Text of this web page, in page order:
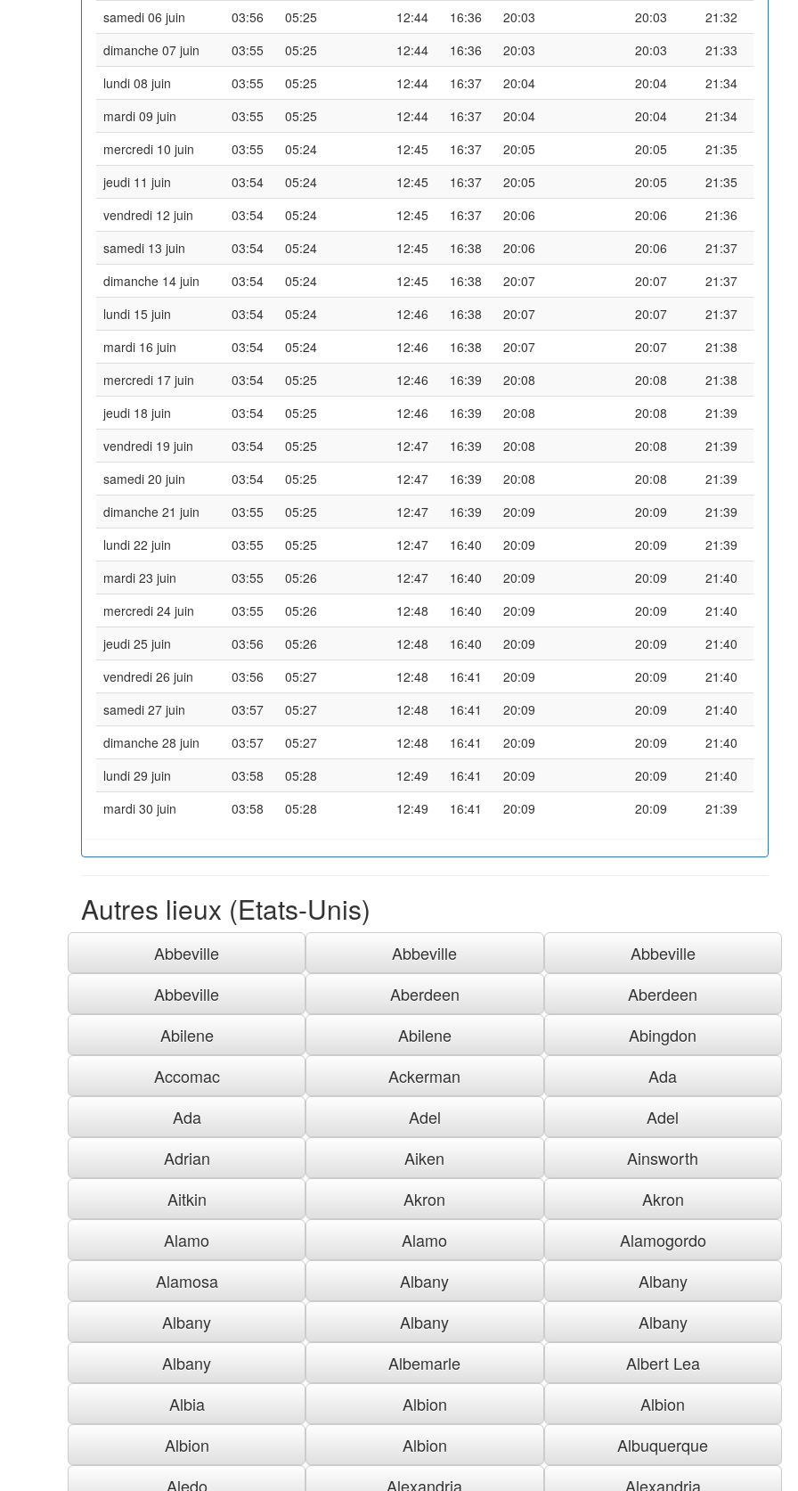
samedi 06 juin
03:56 05:25 12:44 16:36 20:03 20:03
21:32
dimanche 07 juin
03:55 05:25 12:44 16:36 20:03 20:03
21:33
lundi 08 juin
03:55 05:25 12:44 16:37 20:04 20:04
21:34
mardi 09 juin
03:55 05:25 12:44 16:37 20:04 20:04
21:34
mercredi 10 juin
03:55 05:24 12:45 16:37 20:05 20:05
21:35
jeudi 11 juin
03:54 05:24 12:45 16:37 20:05 20:05
21:35
vendredi 12 juin
03:54 05:24 12:45 16:37 20:06 20:06
21:36
samedi 13 juin
03:54 05:24 12:45 16:38 20:06 20:06
21:37
dimanche 14 juin
03:54 05:24 12:45 16:38 20:07 20:07
21:37
lundi 15 juin
03:54 05:24 12:46 16:38 20:07 20:07
21:37
mardi 16 juin
03:54 05:24 12:46 16:38 20:07 20:07
21:38
mercredi 17 juin
03:54 05:25 12:46 16:39 20:08 20:08
21:38
jeudi 18 juin
03:54 05:25 12:46 16:39 20:08 20:08
21:39
vendredi 19 juin
03:54 05:25 12:47 16:39 20:08 20:08
21:39
samedi 20 juin
03:54 05:25 12:47 16:39 20:08 20:08
21:39
dimanche 21 juin
03:55 05:25 12:47 16:39 20:09 20:09
21:39
lundi 22 juin
03:55 05:25 12:47 16:40 20:09 20:09
21:39
mardi 23 juin
03:55 05:26 12:47 16:40 20:09 20:09
21:40
mercredi 24 juin
03:55 05:26 12:48 16:40 20:09 20:09
21:40
jeudi 25 juin
03:56 05:26 12:48 16:40 20:09 20:09
21:40
vendredi 26 juin
03:56 05:27 12:48 16:41 20:09 20:09
21:40
samedi 27 juin
03:57 05:27 12:48 16:41 20:09 20:09
21:40
dimanche 28 juin
03:57 05:27 12:48 16:41 20:09 20:09
21:40
lundi 29 juin
03:58 05:28 12:49 16:41 20:09 20:09
21:40
mardi 30 juin
03:58 05:28 12:49 16:41 20:09 20:09 21:39
Autres lieux (Etats-Unis)
Abbeville Abbeville
Abbeville
Abbeville
Aberdeen
Aberdeen
Abilene
Abilene
Abingdon
Accomac
Ackerman
Ada
Ada
Adel
Adel
Adrian
Aiken
Ainsworth
Aitkin
Akron
Akron
Alamo
Alamo
Alamogordo
Alamosa
Albany
Albany
Albany
Albany
Albany
Albany
Albemarle
Albert Lea
Albia
Albion
Albion
Albion
Albion
Albuquerque
Aledo
Alexandria Alexandria